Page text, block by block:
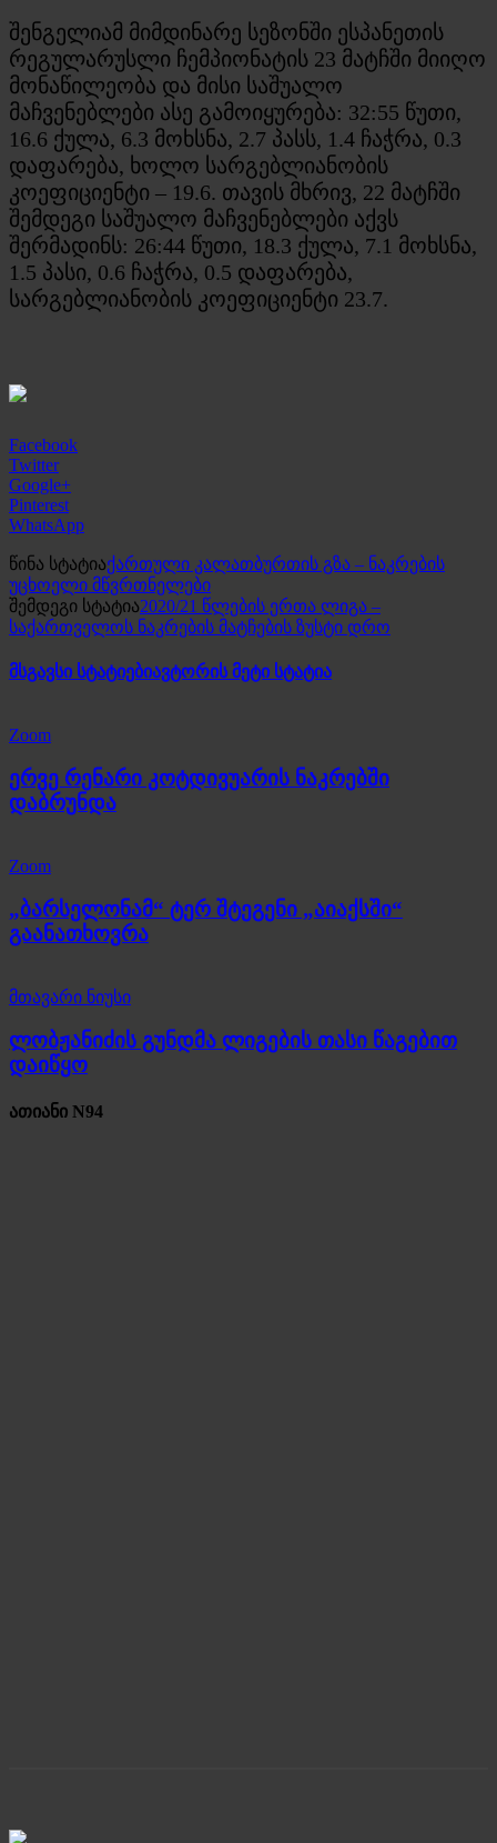
შენგელიამ მიმდინარე სეზონში ესპანეთის
რეგულარუსლი ჩემპიონატის 23 მატჩში მიიღო
მონაწილეობა და მისი საშუალო
მაჩვენებლები ასე გამოიყურება: 32:55 წუთი,
16.6 ქულა, 6.3 მოხსნა, 2.7 პასს, 1.4 ჩაჭრა, 0.3
დაფარება, ხოლო სარგებლიანობის
კოეფიციენტი – 19.6. თავის მხრივ, 22 მატჩში
შემდეგი საშუალო მაჩვენებლები აქვს
შერმადინს: 26:44 წუთი, 18.3 ქულა, 7.1 მოხსნა,
1.5 პასი, 0.6 ჩაჭრა, 0.5 დაფარება,
სარგებლიანობის კოეფიციენტი 23.7.
Facebook
Twitter
Google+
Pinterest
WhatsApp
წინა სტატიაქართული კალათბურთის გზა – ნაკრების
უცხოელი მწვრთნელები
შემდეგი სტატია2020/21 წლების ერთა ლიგა –
საქართველოს ნაკრების მატჩების ზუსტი დრო
მსგავსი სტატიებიავტორის მეტი სტატია
Zoom
ერვე რენარი კოტდივუარის ნაკრებში
დაბრუნდა
Zoom
„ბარსელონამ“ ტერ შტეგენი „აიაქსში“
გაანათხოვრა
მთავარი ნიუსი
ლობჟანიძის გუნდმა ლიგების თასი წაგებით
დაიწყო
ათიანი N94